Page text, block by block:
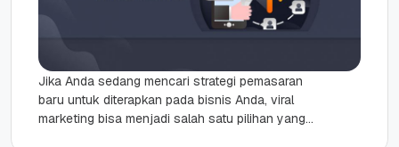
Jika Anda sedang mencari strategi pemasaran
baru untuk diterapkan pada bisnis Anda, viral
marketing bisa menjadi salah satu pilihan yang